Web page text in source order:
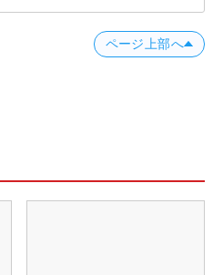
ページ上部へ